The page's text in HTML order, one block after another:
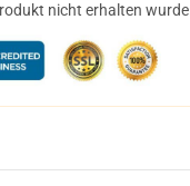
nicht erhalten wurde